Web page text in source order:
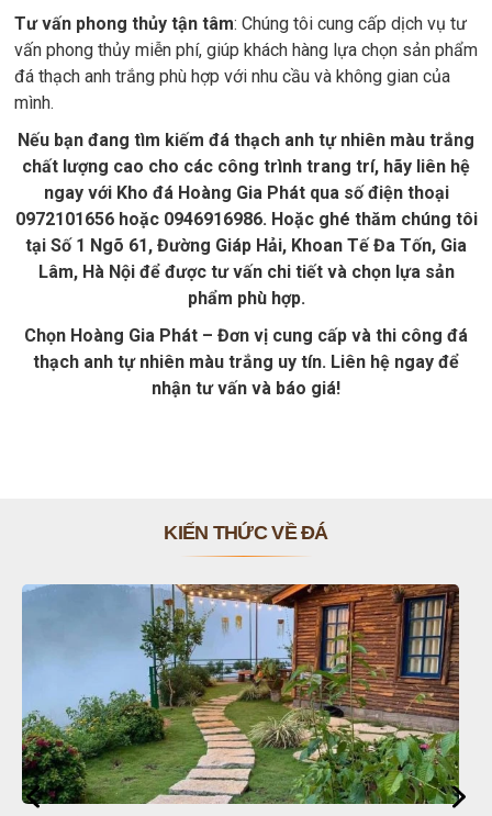
Tư vấn phong thủy tận tâm: Chúng tôi cung cấp dịch vụ tư
vấn phong thủy miễn phí, giúp khách hàng lựa chọn sản phẩm
đá thạch anh trắng phù hợp với nhu cầu và không gian của
mình.
Nếu bạn đang tìm kiếm đá thạch anh tự nhiên màu trắng
chất lượng cao cho các công trình trang trí, hãy liên hệ
ngay với Kho đá Hoàng Gia Phát qua số điện thoại
0972101656 hoặc 0946916986. Hoặc ghé thăm chúng tôi
tại Số 1 Ngõ 61, Đường Giáp Hải, Khoan Tế Đa Tốn, Gia
Lâm, Hà Nội để được tư vấn chi tiết và chọn lựa sản
phẩm phù hợp.
Chọn Hoàng Gia Phát – Đơn vị cung cấp và thi công đá
thạch anh tự nhiên màu trắng uy tín. Liên hệ ngay để
nhận tư vấn và báo giá!
KIẾN THỨC VỀ ĐÁ